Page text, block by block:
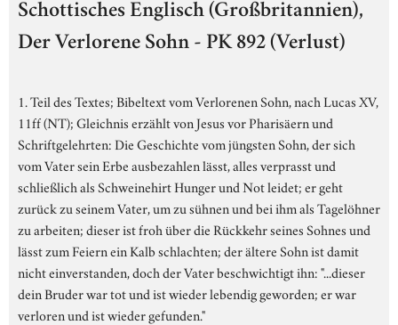
Schottisches Englisch (Großbritannien),
Der Verlorene Sohn - PK 892 (Verlust)
1. Teil des Textes; Bibeltext vom Verlorenen Sohn, nach Lucas XV,
11ff (NT); Gleichnis erzählt von Jesus vor Pharisäern und
Schriftgelehrten: Die Geschichte vom jüngsten Sohn, der sich
vom Vater sein Erbe ausbezahlen lässt, alles verprasst und
schließlich als Schweinehirt Hunger und Not leidet; er geht
zurück zu seinem Vater, um zu sühnen und bei ihm als Tagelöhner
zu arbeiten; dieser ist froh über die Rückkehr seines Sohnes und
lässt zum Feiern ein Kalb schlachten; der ältere Sohn ist damit
nicht einverstanden, doch der Vater beschwichtigt ihn: "...dieser
dein Bruder war tot und ist wieder lebendig geworden; er war
verloren und ist wieder gefunden."